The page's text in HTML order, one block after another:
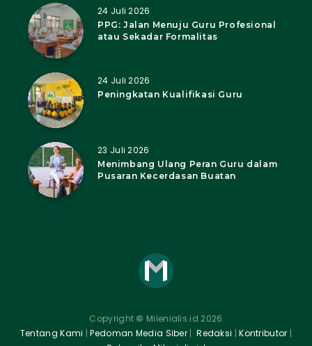
24 Juli 2026
PPG: Jalan Menuju Guru Profesional
atau Sekadar Formalitas
24 Juli 2026
Peningkatan Kualifikasi Guru
23 Juli 2026
Menimbang Ulang Peran Guru dalam
Pusaran Kecerdasan Buatan
Copyright © Milenialis.id 2026
Tentang Kami |Pedoman Media Siber | Redaksi |Kontributor |